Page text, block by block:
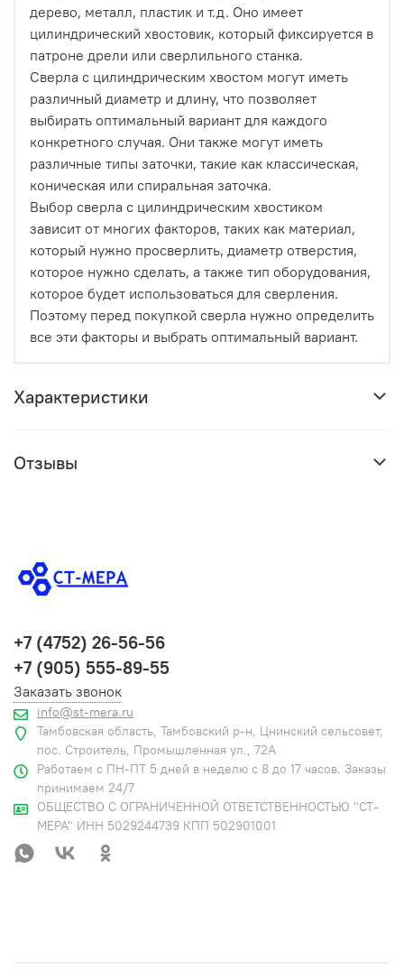
дерево, металл, пластик и т.д. Оно имеет
цилиндрический хвостовик, который фиксируется в
патроне дрели или сверлильного станка.
Сверла с цилиндрическим хвостом могут иметь
различный диаметр и длину, что позволяет
выбирать оптимальный вариант для каждого
конкретного случая. Они также могут иметь
различные типы заточки, такие как классическая,
коническая или спиральная заточка.
Выбор сверла с цилиндрическим хвостиком
зависит от многих факторов, таких как материал,
который нужно просверлить, диаметр отверстия,
которое нужно сделать, а также тип оборудования,
которое будет использоваться для сверления.
Поэтому перед покупкой сверла нужно определить
все эти факторы и выбрать оптимальный вариант.
Характеристики
Отзывы
+7 (4752) 26-56-56
+7 (905) 555-89-55
Заказать звонок
info@st-mera.ru
Тамбовская область, Тамбовский р-н, Цнинский сельсовет,
пос. Строитель, Промышленная ул., 72А
Работаем с ПН-ПТ 5 дней в неделю с 8 до 17 часов. Заказы
принимаем 24/7
ОБЩЕСТВО С ОГРАНИЧЕННОЙ ОТВЕТСТВЕННОСТЬЮ "СТ-
МЕРА" ИНН 5029244739 КПП 502901001